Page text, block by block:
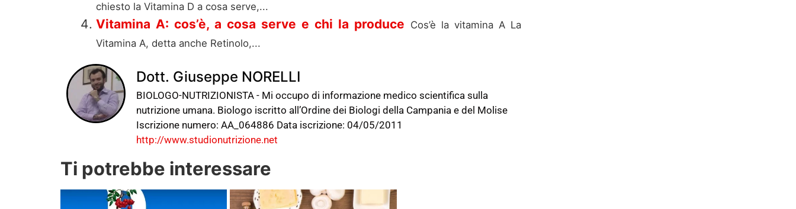
chiesto la Vitamina D a cosa serve,...
Vitamina A: cos’è, a cosa serve e chi la produce Cos’è la vitamina A La
Vitamina A, detta anche Retinolo,...
Dott. Giuseppe NORELLI
BIOLOGO-NUTRIZIONISTA - Mi occupo di informazione medico scientifica sulla
nutrizione umana. Biologo iscritto all’Ordine dei Biologi della Campania e del Molise
Iscrizione numero: AA_064886 Data iscrizione: 04/05/2011
http://www.studionutrizione.net
Ti potrebbe interessare